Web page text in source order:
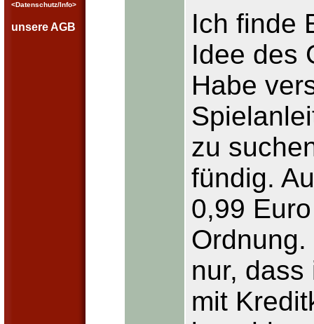
<Datenschutz/Info>
unsere AGB
Ich finde
Idee des
Habe
zu
fündig.
0,99
nur,
mit